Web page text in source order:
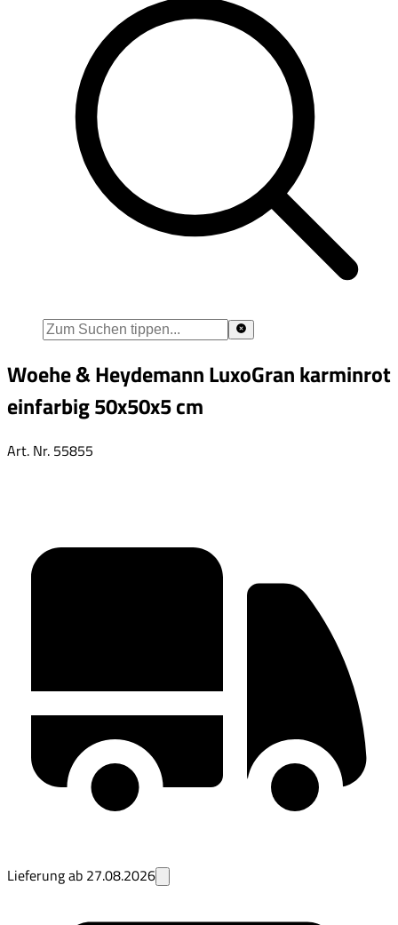
Woehe & Heydemann LuxoGran karminrot
einfarbig 50x50x5 cm
Art. Nr. 55855
Lieferung ab 27.08.2026